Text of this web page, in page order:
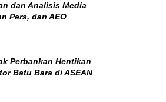
dan Analisis Media
Pers, dan AEO
Perbankan Hentikan
Batu Bara di ASEAN